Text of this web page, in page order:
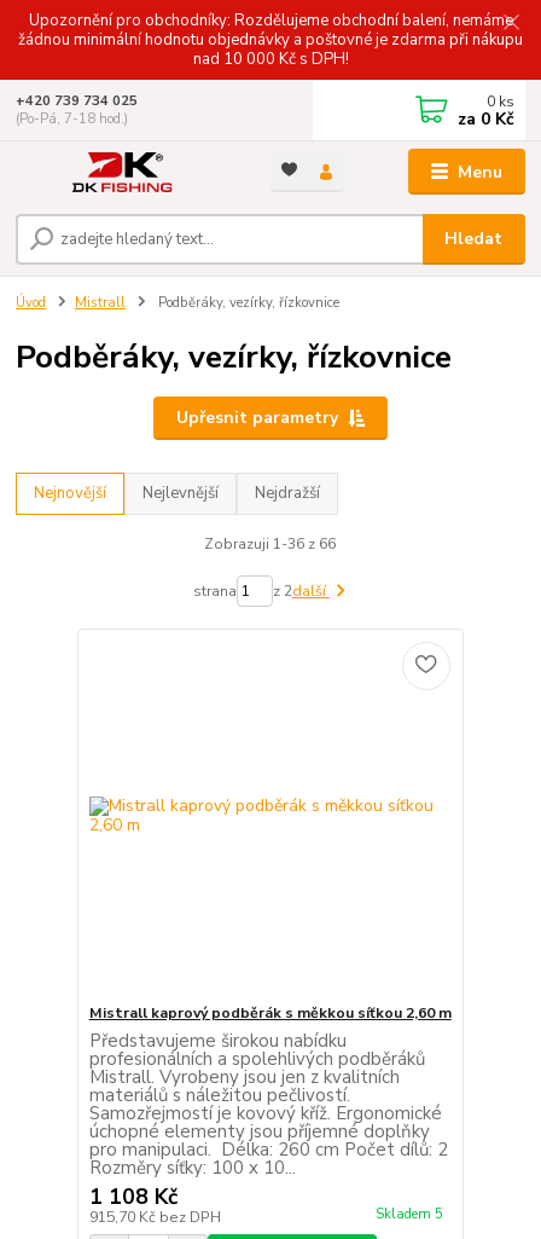
Upozornění pro obchodníky: Rozdělujeme obchodní balení, nemáme
žádnou minimální hodnotu objednávky a poštovné je zdarma při nákupu
nad 10 000 Kč s DPH!
Menu
Hledat
+420 739 734 025
(Po-Pá, 7-18 hod.)
0 ks
za 0 Kč
Úvod Mistrall Podběráky, vezírky, řízkovnice
Podběráky, vezírky, řízkovnice
Upřesnit parametry
Nejnovější Nejlevnější Nejdražší
Zobrazuji 1-36 z 66
strana z 2další
Mistrall kaprový podběrák s měkkou síťkou 2,60 m
Představujeme širokou nabídku
profesionálních a spolehlivých podběráků
Mistrall. Vyrobeny jsou jen z kvalitních
materiálů s náležitou pečlivostí.
Samozřejmostí je kovový kříž. Ergonomické
úchopné elementy jsou příjemné doplňky
pro manipulaci. Délka: 260 cm Počet dílů: 2
Rozměry síťky: 100 x 10...
1 108 Kč
915,70 Kč bez DPH Skladem 5